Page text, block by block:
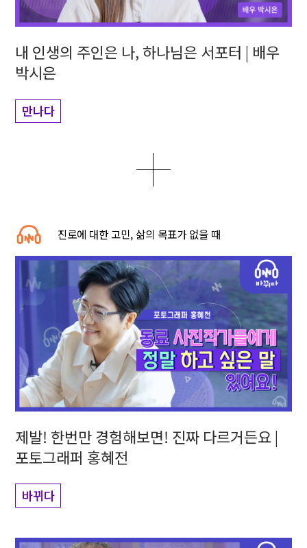
내 인생의 주인은 나, 하나님은 서포터 | 배우
박시은
만나다
진로에 대한 고민, 삶의 목표가 없을 때
제발! 한번만 경험해보면! 진짜 다르거든요 |
포토그래퍼 홍혜전
바뀌다